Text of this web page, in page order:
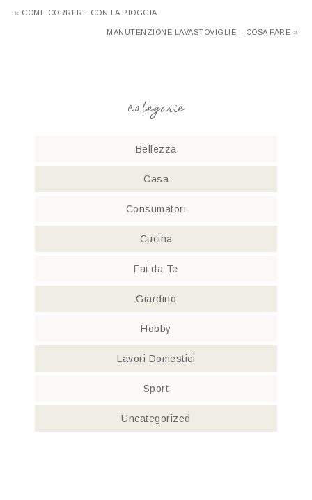
« COME CORRERE CON LA PIOGGIA
MANUTENZIONE LAVASTOVIGLIE – COSA FARE »
categorie
Bellezza
Casa
Consumatori
Cucina
Fai da Te
Giardino
Hobby
Lavori Domestici
Sport
Uncategorized